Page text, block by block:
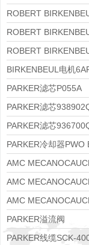
8APE112M-6K-IE3
ROBERT
8APE100L-2 IE3
ROBERT
8APE90S-4 IE3
ROBERT
8APE80M-2K-IE3
BIRKENBEUL电机
PARKER滤芯P055A
PARKER滤芯
PARKER滤芯
PARKER冷却器PWO
AMC
138552
AMC
138551
AMC
608074
PARKER溢流阀
PARKER线缆SCK-